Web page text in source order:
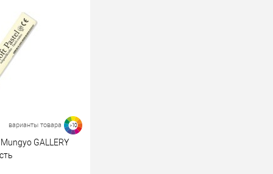
варианты товара >10
GALLERY